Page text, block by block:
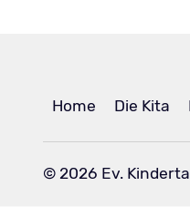
Navigation
Home Die Kita
© 2026 Ev.